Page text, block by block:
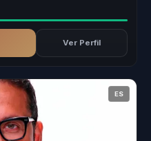
Ver Perfil
ES